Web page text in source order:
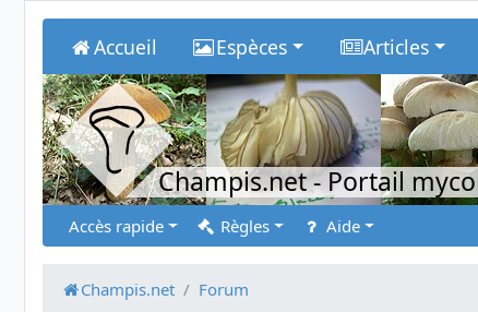
Accueil Espèces Articles
Champis.net- Portail
Accès rapide Règles Aide
Champis.net Forum